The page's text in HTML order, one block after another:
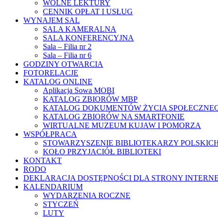
WOLNE LEKTURY
CENNIK OPŁAT I USŁUG
WYNAJEM SAL
SALA KAMERALNA
SALA KONFERENCYJNA
Sala – Filia nr 2
Sala – Filia nr 6
GODZINY OTWARCIA
FOTORELACJE
KATALOG ONLINE
Aplikacja Sowa MOBI
KATALOG ZBIORÓW MBP
KATALOG DOKUMENTÓW ŻYCIA
KATALOG ZBIORÓW NA SMARTFONIE
WIRTUALNE MUZEUM KUJAW I POMORZA
WSPÓŁPRACA
STOWARZYSZENIE BIBLIOTEKARZY
KOŁO PRZYJACIÓŁ BIBLIOTEKI
KONTAKT
RODO
DEKLARACJA DOSTĘPNOŚCI DLA STRONY
KALENDARIUM
WYDARZENIA ROCZNE
STYCZEŃ
LUTY